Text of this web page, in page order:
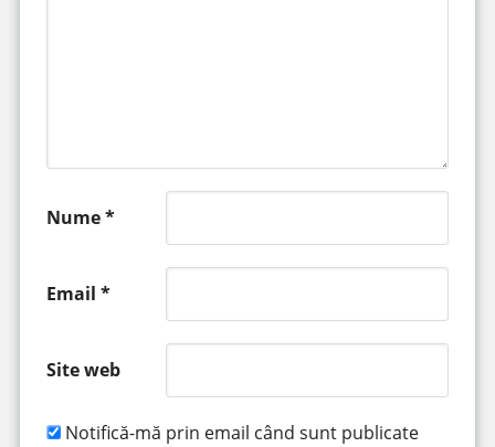
Nume*
Email *
Site web
Notifică-mă prin email când sunt publicate